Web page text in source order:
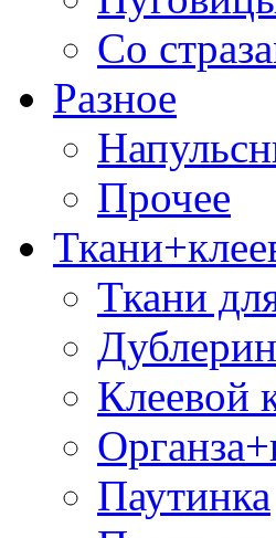
Со
Разное
Прочее
Ткани
Дублерин
Клеевой
Паутинка